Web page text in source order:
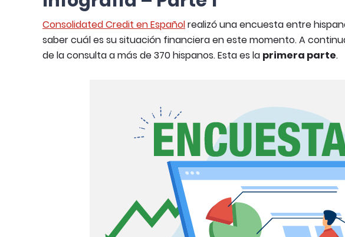
Consolidated Credit en Españolrealizó una encuesta entre
saber cuál es su situación financiera en este momento. A
de la consulta a más de 370 hispanos. Esta es la primera parte.